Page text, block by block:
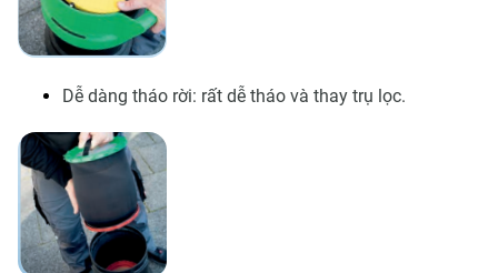
Dễ dàng tháo rời: rất dễ tháo và thay trụ lọc.